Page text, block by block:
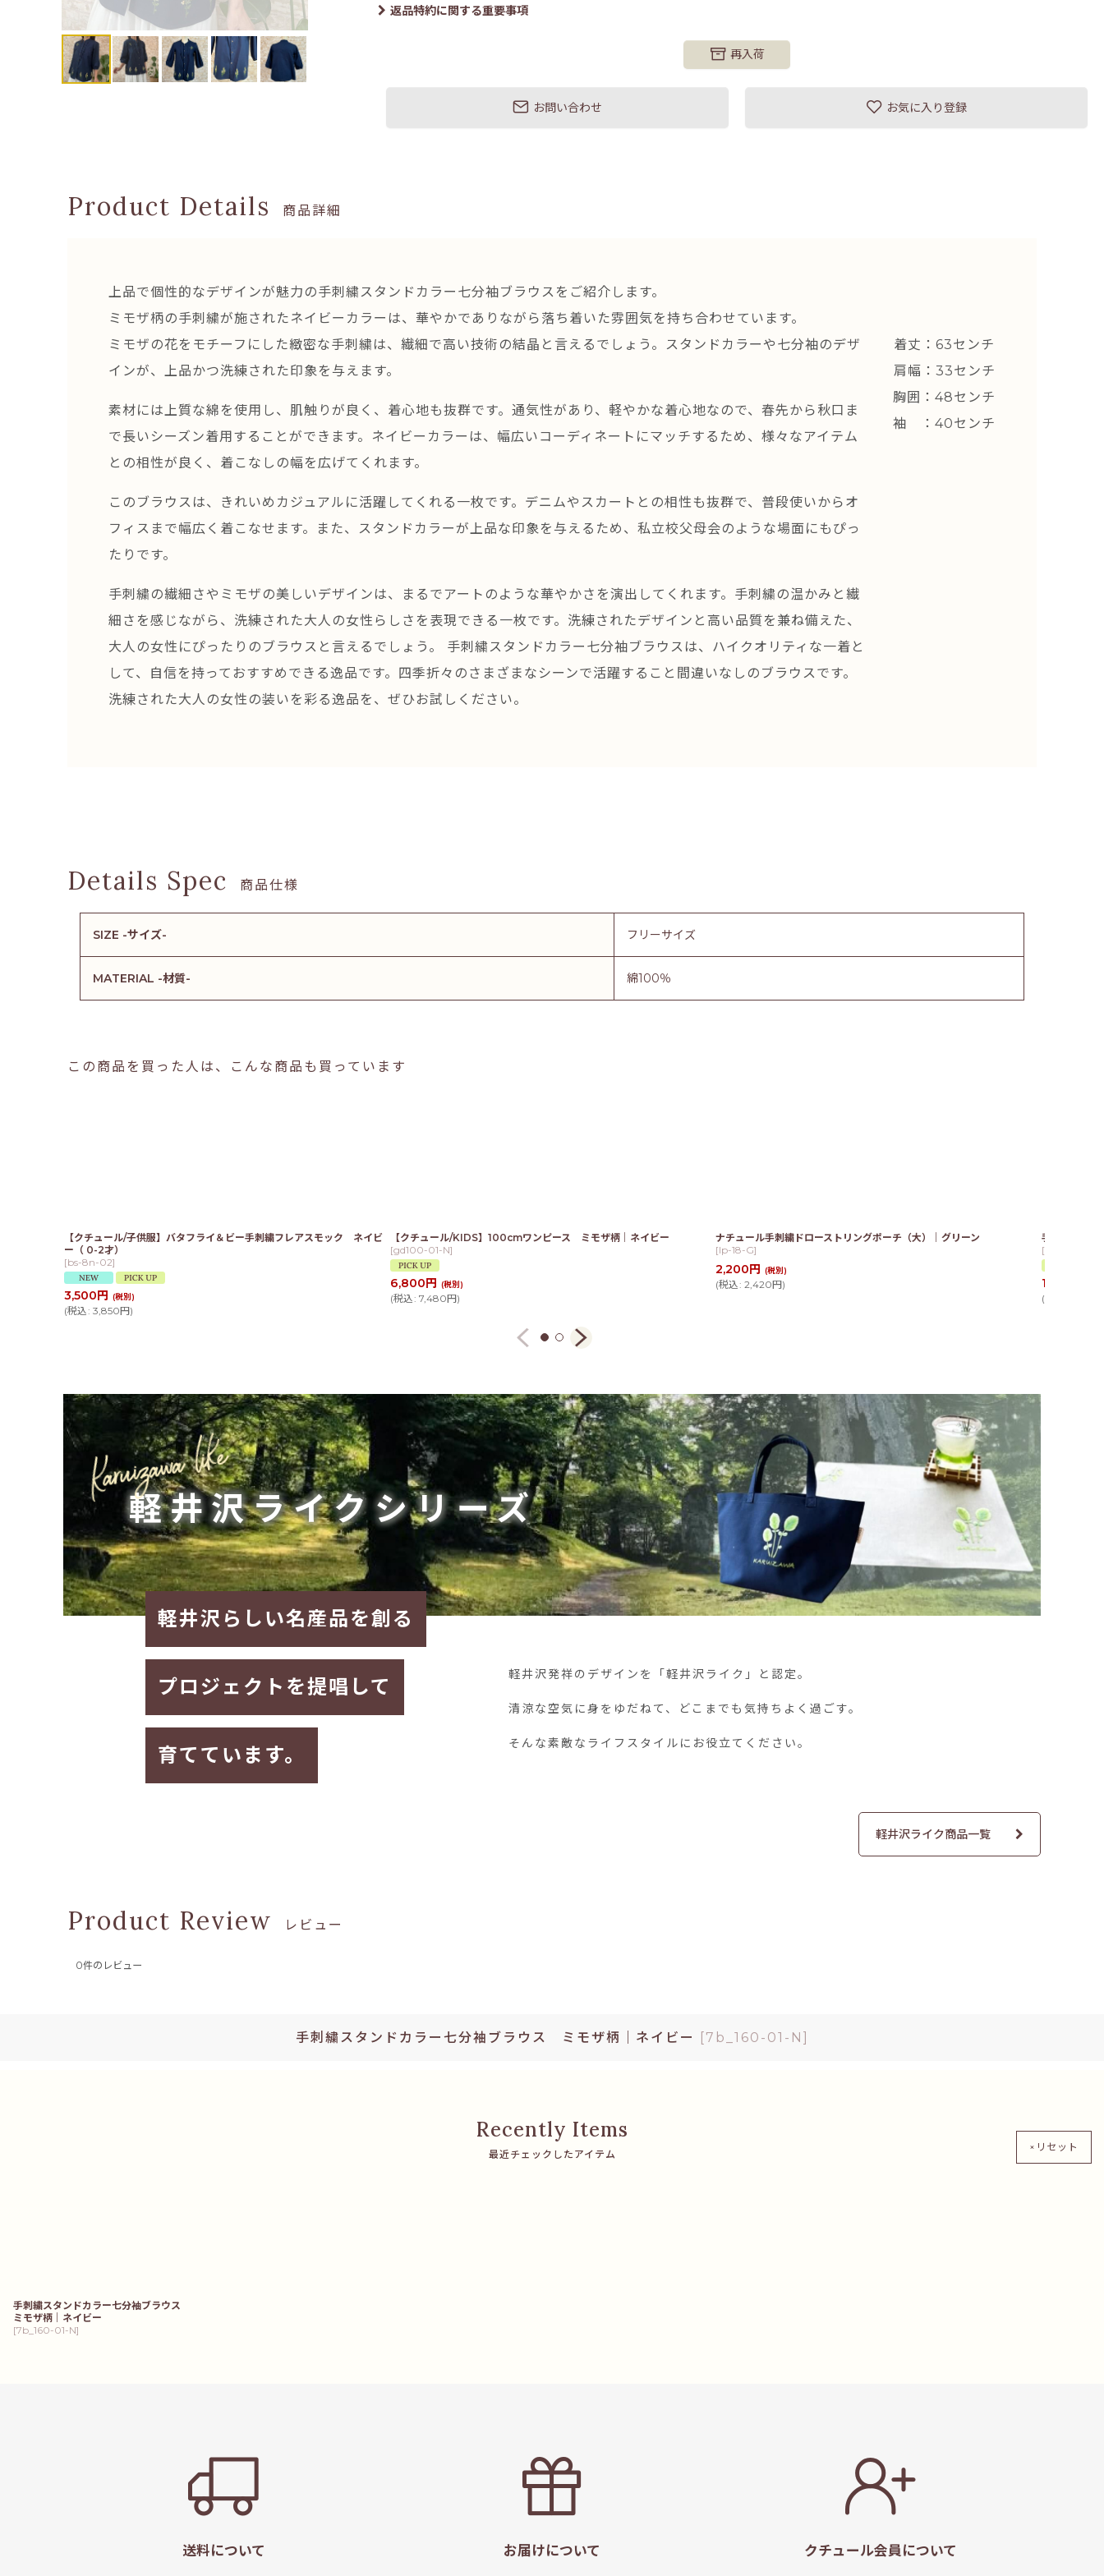
手刺繍スタンドカラー七分袖ブラウス ミモザ柄｜ネイビー [7b_160-01-N ]
返品特約に関する重要事項
再入荷
お問い合わせ お気に入り登録
商品詳細
上品で個性的なデザインが魅力の手刺繍スタンドカラー七分袖ブラウスをご紹介します。
ミモザ柄の手刺繍が施されたネイビーカラーは、華やかでありながら落ち着いた雰囲気を持ち合わせています。
ミモザの花をモチーフにした緻密な手刺繍は、繊細で高い技術の結晶と言えるでしょう。スタンドカラーや七分袖のデザ
インが、上品かつ洗練された印象を与えます。
素材には上質な綿を使用し、肌触りが良く、着心地も抜群です。通気性があり、軽やかな着心地なので、春先から秋口ま
で長いシーズン着用することができます。ネイビーカラーは、幅広いコーディネートにマッチするため、様々なアイテム
との相性が良く、着こなしの幅を広げてくれます。
このブラウスは、きれいめカジュアルに活躍してくれる一枚です。デニムやスカートとの相性も抜群で、普段使いからオ
フィスまで幅広く着こなせます。また、スタンドカラーが上品な印象を与えるため、私立校父母会のような場面にもぴっ
たりです。
手刺繍の繊細さやミモザの美しいデザインは、まるでアートのような華やかさを演出してくれます。手刺繍の温かみと繊
細さを感じながら、洗練された大人の女性らしさを表現できる一枚です。洗練されたデザインと高い品質を兼ね備えた、
大人の女性にぴったりのブラウスと言えるでしょう。 手刺繍スタンドカラー七分袖ブラウスは、ハイクオリティな一着と
して、自信を持っておすすめできる逸品です。四季折々のさまざまなシーンで活躍すること間違いなしのブラウスです。
洗練された大人の女性の装いを彩る逸品を、ぜひお試しください。
着丈：63センチ
肩幅：33センチ
胸囲：48センチ
袖 ：40センチ
商品仕様
SIZE -サイズ- フリーサイズ
MATERIAL -材質- 綿100％
この商品を買った人は、こんな商品も買っています
【クチュール/子供服】バタフライ＆ビー手刺繍フレアスモック ネイビ
ー（ 0-2才）
[bs-8n-02]
3,500円 (税別)
(税込: 3,850円)
【クチュール/KIDS】100cmワンピース ミモザ柄｜ネイビー
[gd100-01-N]
6,800円 (税別)
(税込: 7,480円)
ナチュール手刺繍ドローストリングポーチ（大）｜グリーン
[lp-18-G]
2,200円 (税別)
(税込: 2,420円)
手刺繍ナチュ
[
1,000
(
軽井沢ライクシリーズ
軽井沢らしい名産品を創る
プロジェクトを提唱して
育てています。
軽井沢発祥のデザインを 「軽井沢ライク」と認定。
清涼な空気に身をゆだねて、 どこまでも気持ちよく過ごす。
そんな素敵なライフスタイルに お役立てください。
軽井沢ライク商品一覧
レビュー
0件のレビュー
最近チェックしたアイテム
×リセット
手刺繍スタンドカラー七分袖ブラウス
ミモザ柄｜ネイビー
[7b_160-01-N]
送料について お届けについて クチュール会員 について